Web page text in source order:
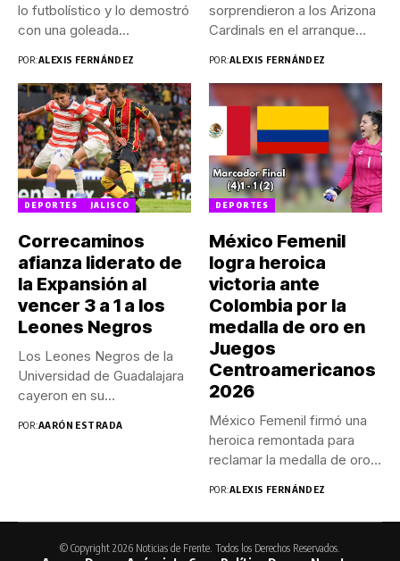
lo futbolístico y lo demostró
con una goleada...
POR:ALEXIS FERNÁNDEZ
sorprendieron a los Arizona
Cardinals en el arranque
POR:ALEXIS FERNÁNDEZ
DEPORTES JALISCO
Correcaminos
afianza liderato de
la Expansión al
vencer 3 a 1 a los
Leones Negros
Los Leones Negros de la
Universidad de Guadalajara
cayeron en su
POR:AARÓN ESTRADA
DEPORTES
México Femenil
logra heroica
victoria ante
Colombia por la
medalla de oro en
Juegos
Centroamericanos
2026
México Femenil firmó una
heroica remontada para
reclamar la medalla de oro...
POR:ALEXIS FERNÁNDEZ
© Copyright 2026 Noticias de Frente. Todos los Derechos Reservados.